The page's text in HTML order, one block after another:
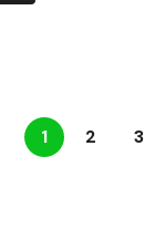
1 2 3